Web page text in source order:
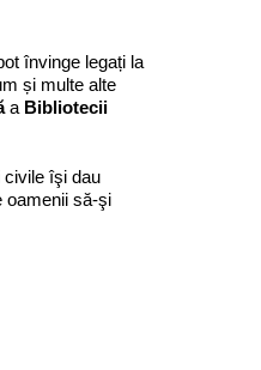
învinge legați la
și multe alte
a Bibliotecii
civile îşi dau
oamenii să-şi